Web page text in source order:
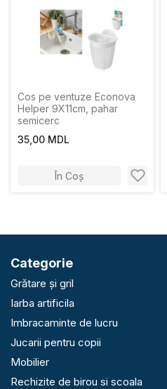
Cos pe ventuze Econova
Helper 9X11cm, pahar
semicerc
35,00 MDL
În Coș
Categorie
Grătare și gril
Iarba artificila
Imbracaminte de lucru
Jucarii pentru copii
Mobilier
Rechizite de birou si scoala